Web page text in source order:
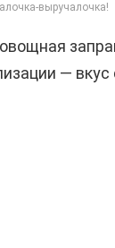
выручалочка!
—